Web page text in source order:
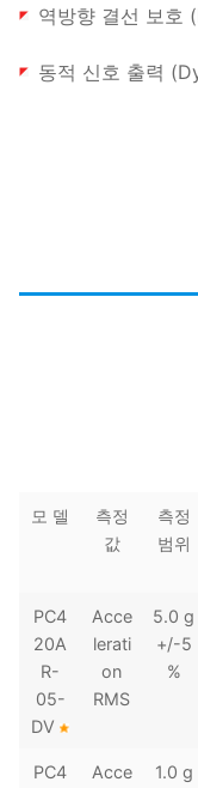
역방향 결선 보호
동적 신호 출력
모 델
측정
값
측정
범위
PC4
20A
R-
05-
DV
Acce
lerati
on
RMS
5.0 g
+/-5
%
PC4 Acce 1.0 g